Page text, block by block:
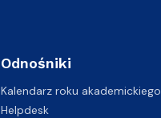
Odnośniki
Kalendarz roku akademickiego
Helpdesk